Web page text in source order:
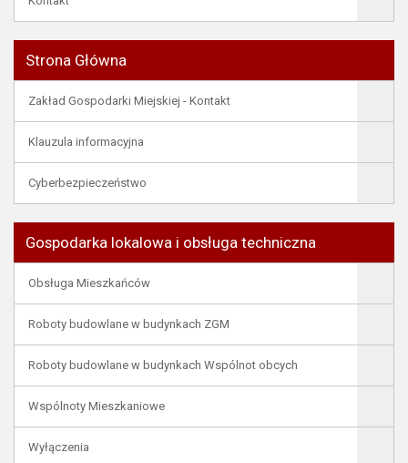
Strona Główna
Zakład Gospodarki Miejskiej - Kontakt
Klauzula informacyjna
Cyberbezpieczeństwo
Gospodarka lokalowa i obsługa techniczna
Obsługa Mieszkańców
Roboty budowlane w budynkach ZGM
Roboty budowlane w budynkach Wspólnot obcych
Wspólnoty Mieszkaniowe
Wyłączenia